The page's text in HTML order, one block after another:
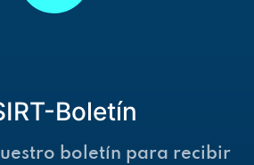
Boletín
boletín para recibir